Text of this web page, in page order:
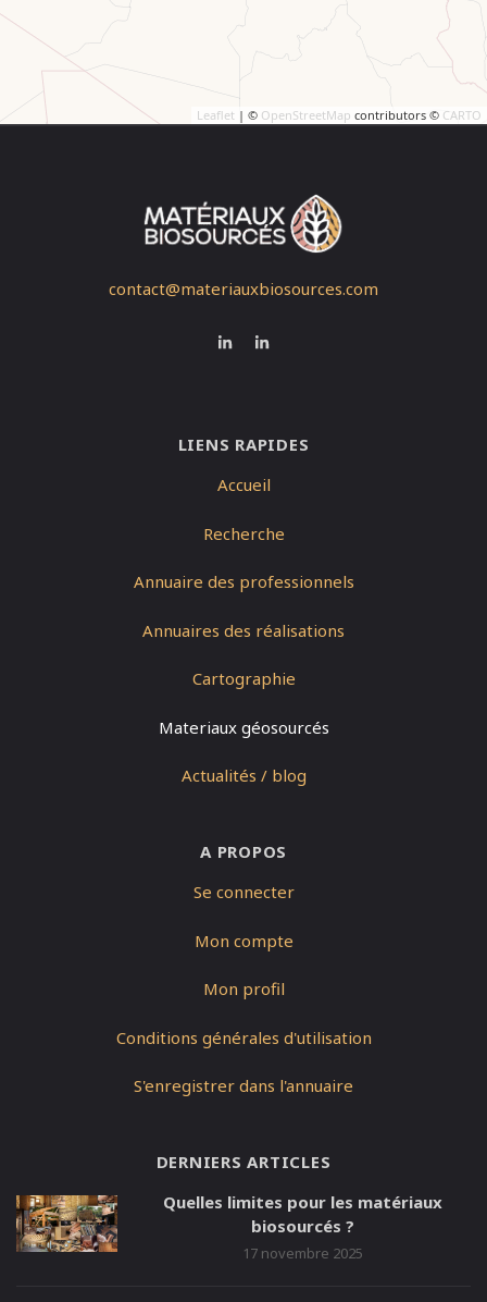
Leaflet | © OpenStreetMap contributors © CARTO
contact@materiauxbiosources.com
LIENS RAPIDES
Accueil
Recherche
Annuaire des professionnels
Annuaires des réalisations
Cartographie
Materiaux géosourcés
Actualités / blog
A PROPOS
Se connecter
Mon compte
Mon profil
Conditions générales d'utilisation
S'enregistrer dans l'annuaire
DERNIERS ARTICLES
Quelles limites pour les matériaux
biosourcés ?
17 novembre 2025